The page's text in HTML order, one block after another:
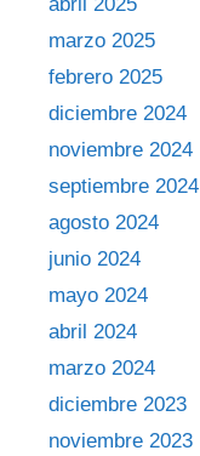
marzo 2025
febrero 2025
diciembre 2024
noviembre 2024
septiembre 2024
agosto 2024
junio 2024
mayo 2024
abril 2024
marzo 2024
diciembre 2023
noviembre 2023